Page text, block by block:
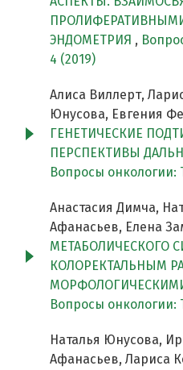
ЭНДОМЕТРИЯ ,
4 (2019)
Алиса Виллерт,
Юнусова, Евгения
ГЕНЕТИЧЕСКИЕ
ПЕРСПЕКТИВЫ
Вопросы онкологии:
Анастасия Димча,
Афанасьев, Елена
МЕТАБОЛИЧЕСКОГО
КОЛОРЕКТАЛЬНЫМ
Вопросы онкологии:
Наталья Юнусова,
Афанасьев, Лариса